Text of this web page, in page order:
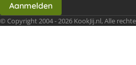
Aanmelden
© Copyright 2004 - 2026 KookJij.nl, Alle